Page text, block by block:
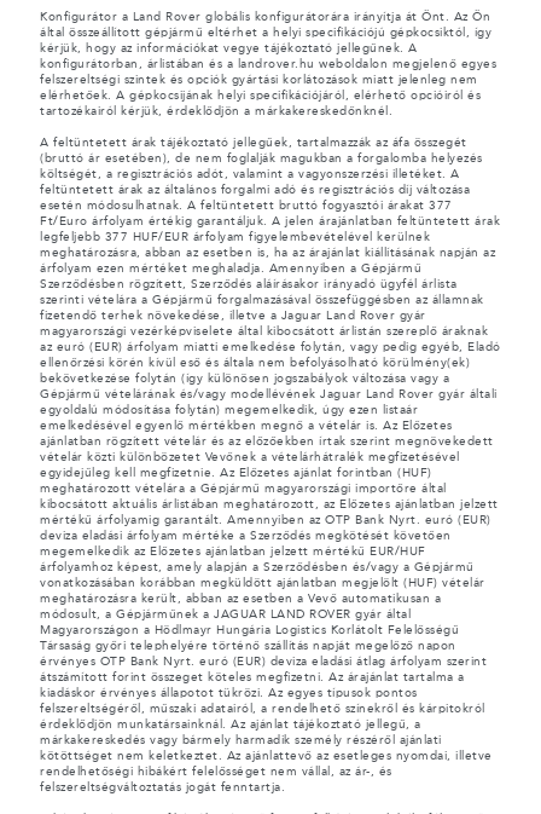
Konfigurátor a Land Rover globális konfigurátorára irányítja át Önt. Az Ön
által összeállított gépjármű eltérhet a helyi specifikációjú gépkocsiktól, így
kérjük, hogy az információkat vegye tájékoztató jellegűnek. A
konfigurátorban, árlistában és a landrover.hu weboldalon megjelenő egyes
felszereltségi szintek és opciók gyártási korlátozások miatt jelenleg nem
elérhetőek. A gépkocsijának helyi specifikációjáról, elérhető opcióiról és
tartozékairól kérjük, érdeklődjön a márkakereskedőnknél.
A feltüntetett árak tájékoztató jellegűek, tartalmazzák az áfa összegét
(bruttó ár esetében), de nem foglalják magukban a forgalomba helyezés
költségét, a regisztrációs adót, valamint a vagyonszerzési illetéket. A
feltüntetett árak az általános forgalmi adó és regisztrációs díj változása
esetén módosulhatnak. A feltüntetett bruttó fogyasztói árakat 377
Ft/Euro árfolyam értékig garantáljuk. A jelen árajánlatban feltüntetett árak
legfeljebb 377 HUF/EUR árfolyam figyelembevételével kerülnek
meghatározásra, abban az esetben is, ha az árajánlat kiállításának napján az
árfolyam ezen mértéket meghaladja. Amennyiben a Gépjármű
Szerződésben rögzített, Szerződés aláírásakor irányadó ügyfél árlista
szerinti vételára a Gépjármű forgalmazásával összefüggésben az államnak
fizetendő terhek növekedése, illetve a Jaguar Land Rover gyár
magyarországi vezérképviselete által kibocsátott árlistán szereplő áraknak
az euró (EUR) árfolyam miatti emelkedése folytán, vagy pedig egyéb, Eladó
ellenőrzési körén kívül eső és általa nem befolyásolható körülmény(ek)
bekövetkezése folytán (így különösen jogszabályok változása vagy a
Gépjármű vételárának és/vagy modellévének Jaguar Land Rover gyár általi
egyoldalú módosítása folytán) megemelkedik, úgy ezen listaár
emelkedésével egyenlő mértékben megnő a vételár is. Az Előzetes
ajánlatban rögzített vételár és az előzőekben írtak szerint megnövekedett
vételár közti különbözetet Vevőnek a vételárhátralék megfizetésével
egyidejűleg kell megfizetnie. Az Előzetes ajánlat forintban (HUF)
meghatározott vételára a Gépjármű magyarországi importőre által
kibocsátott aktuális árlistában meghatározott, az Előzetes ajánlatban jelzett
mértékű árfolyamig garantált. Amennyiben az OTP Bank Nyrt. euró (EUR)
deviza eladási árfolyam mértéke a Szerződés megkötését követően
megemelkedik az Előzetes ajánlatban jelzett mértékű EUR/HUF
árfolyamhoz képest, amely alapján a Szerződésben és/vagy a Gépjármű
vonatkozásában korábban megküldött ajánlatban megjelölt (HUF) vételár
meghatározásra került, abban az esetben a Vevő automatikusan a
módosult, a Gépjárműnek a JAGUAR LAND ROVER gyár által
Magyarországon a Hödlmayr Hungária Logistics Korlátolt Felelősségű
Társaság győri telephelyére történő szállítás napját megelőző napon
érvényes OTP Bank Nyrt. euró (EUR) deviza eladási átlag árfolyam szerint
átszámított forint összeget köteles megfizetni. Az árajánlat tartalma a
kiadáskor érvényes állapotot tükrözi. Az egyes típusok pontos
felszereltségéről, műszaki adatairól, a rendelhető színekről és kárpitokról
érdeklődjön munkatársainknál. Az ajánlat tájékoztató jellegű, a
márkakereskedés vagy bármely harmadik személy részéről ajánlati
kötöttséget nem keletkeztet. Az ajánlattevő az esetleges nyomdai, illetve
rendelhetőségi hibákért felelősséget nem vállal, az ár-, és
felszereltségváltoztatás jogát fenntartja.